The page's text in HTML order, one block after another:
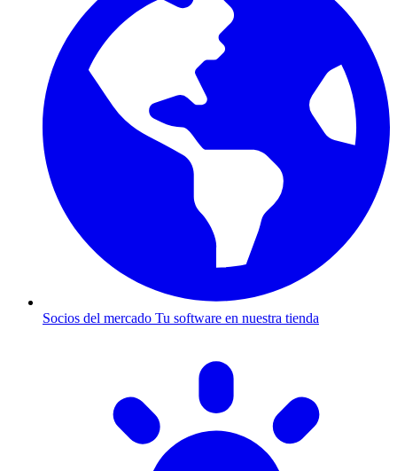
Socios del mercado Tu software en nuestra tienda